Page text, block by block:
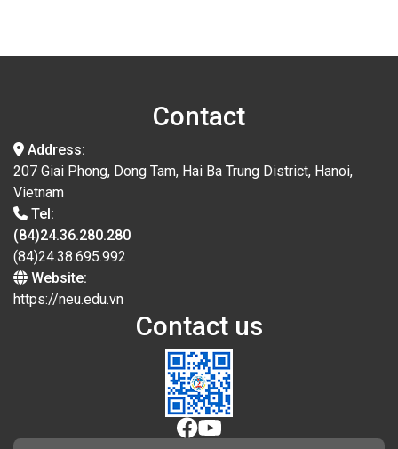
Contact
Address:
207 Giai Phong, Dong Tam, Hai Ba Trung District, Hanoi,
Vietnam
Tel:
(84)24.36.280.280
(84)24.38.695.992
Website:
https://neu.edu.vn
Contact us